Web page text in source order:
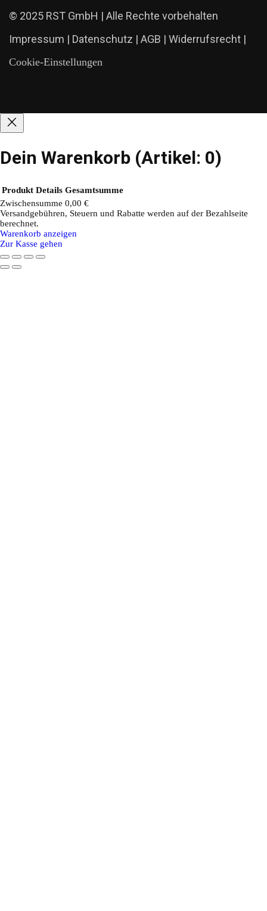
© 2025 RST GmbH | Alle Rechte vorbehalten
Impressum | Datenschutz | AGB | Widerrufsrecht |
Cookie-Einstellungen
Dein Warenkorb (Artikel: 0)
Produkte
im
Warenkorb
Produkt Details Gesamtsumme
Zwischensumme 0,00 €
Versandgebühren, Steuern und Rabatte werden auf der Bezahlseite
berechnet.
Warenkorb anzeigen
Zur Kasse gehen